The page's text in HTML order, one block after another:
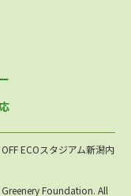
ECOスタジアム新潟内
Foundation. All